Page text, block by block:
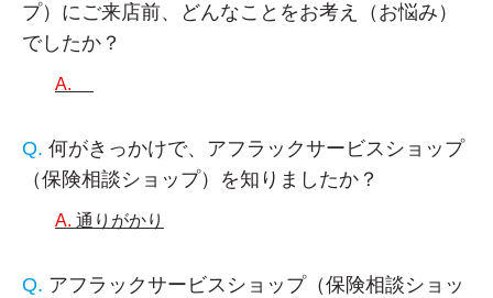
プ）にご来店前、どんなことをお考え（お悩み）
でしたか？
何がきっかけで、アフラックサービスショップ
（保険相談ショップ）を知りましたか？
通りがかり
アフラックサービスショップ（保険相談ショッ